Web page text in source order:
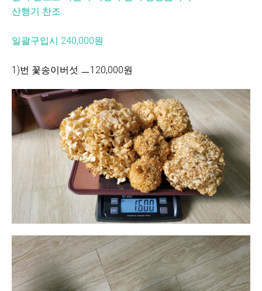
산행기 찬조..
일괄구입시 240,000원
1)번 꽃송이버섯 ㅡ120,000원